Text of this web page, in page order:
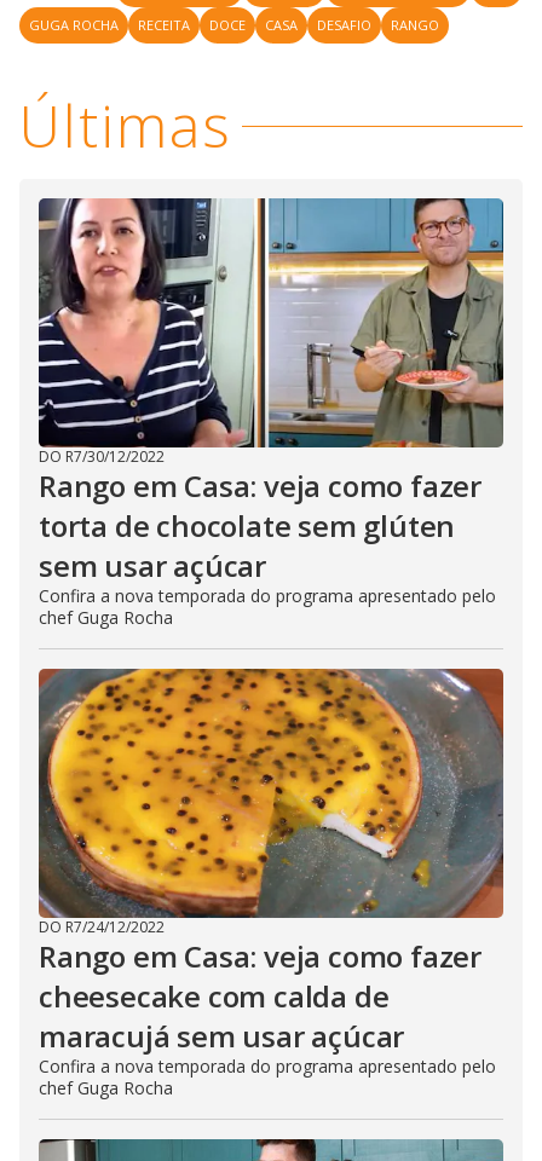
GUGA ROCHA
RECEITA DOCE CASA DESAFIO RANGO
Últimas
DO R7/30/12/2022
Rango em Casa: veja como fazer
torta de chocolate sem glúten
sem usar açúcar
Confira a nova temporada do programa apresentado pelo
chef Guga Rocha
DO R7/24/12/2022
Rango em Casa: veja como fazer
cheesecake com calda de
maracujá sem usar açúcar
Confira a nova temporada do programa apresentado pelo
chef Guga Rocha